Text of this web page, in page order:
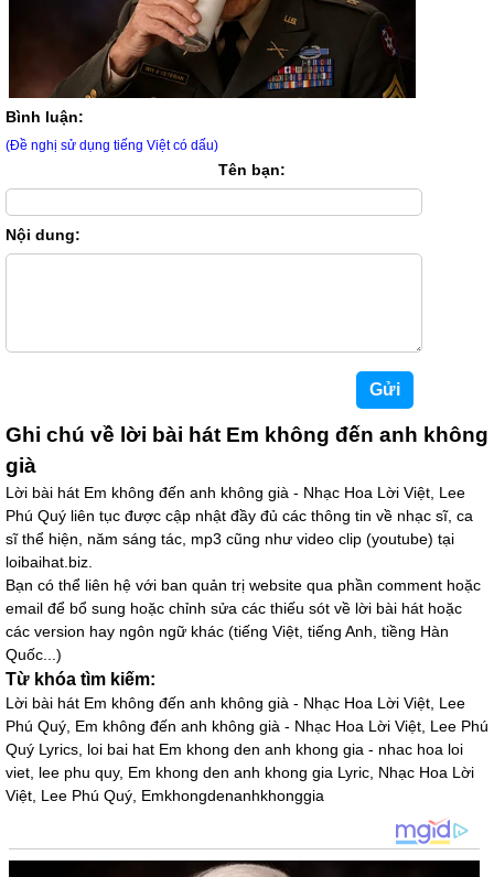
Bình luận:
(Đề nghị sử dụng tiếng Việt có dấu)
Tên bạn:
Nội dung:
Ghi chú về lời bài hát Em không đến anh không
già
Lời bài hát Em không đến anh không già - Nhạc Hoa Lời Việt, Lee
Phú Quý liên tục được cập nhật đầy đủ các thông tin về nhạc sĩ, ca
sĩ thể hiện, năm sáng tác, mp3 cũng như video clip (youtube) tại
loibaihat.biz.
Bạn có thể liên hệ với ban quản trị website qua phần comment hoặc
email để bổ sung hoặc chỉnh sửa các thiếu sót về lời bài hát hoặc
các version hay ngôn ngữ khác (tiếng Việt, tiếng Anh, tiềng Hàn
Quốc...)
Từ khóa tìm kiếm:
Lời bài hát Em không đến anh không già - Nhạc Hoa Lời Việt, Lee
Phú Quý, Em không đến anh không già - Nhạc Hoa Lời Việt, Lee Phú
Quý Lyrics, loi bai hat Em khong den anh khong gia - nhac hoa loi
viet, lee phu quy, Em khong den anh khong gia Lyric, Nhạc Hoa Lời
Việt, Lee Phú Quý, Emkhongdenanhkhonggia